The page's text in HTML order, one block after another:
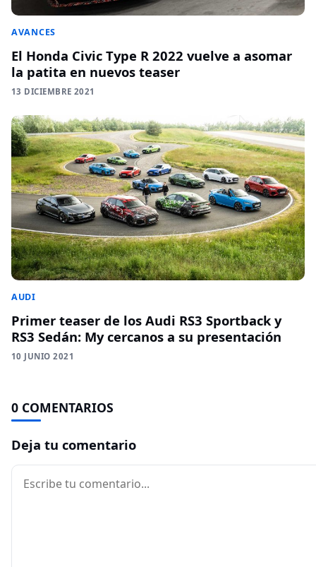
AVANCES
El Honda Civic Type R 2022 vuelve a asomar
la patita en nuevos teaser
13 DICIEMBRE 2021
AUDI
Primer teaser de los Audi RS3 Sportback y
RS3 Sedán: My cercanos a su presentación
10 JUNIO 2021
0 COMENTARIOS
Deja tu comentario
Comentario